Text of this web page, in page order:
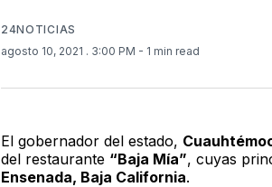
24NOTICIAS
agosto 10, 2021 . 3:00 PM - 1 min read
El gobernador del estado,
del restaurante “Baja Mía”, cuyas
Ensenada, Baja California.